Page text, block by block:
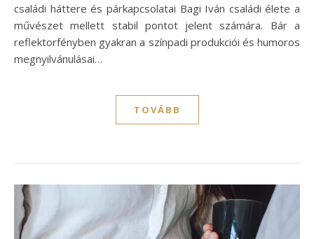
családi háttere és párkapcsolatai Bagi Iván családi élete a
művészet mellett stabil pontot jelent számára. Bár a
reflektorfényben gyakran a színpadi produkciói és humoros
megnyilvánulásai…
TOVÁBB